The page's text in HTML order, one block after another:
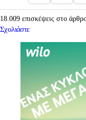
18.009 επισκέψεις στο
Σχολιάστε